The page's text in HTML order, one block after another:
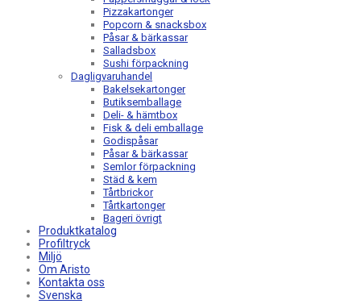
Pizzakartonger
Popcorn & snacksbox
Påsar & bärkassar
Salladsbox
Sushi förpackning
Dagligvaruhandel
Bakelsekartonger
Butiksemballage
Deli- & hämtbox
Fisk & deli emballage
Godispåsar
Påsar & bärkassar
Semlor förpackning
Städ & kem
Tårtbrickor
Tårtkartonger
Bageri övrigt
Produktkatalog
Profiltryck
Miljö
Om Aristo
Kontakta oss
Svenska